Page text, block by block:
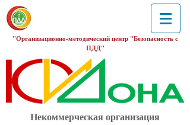
"Организационно-методический центр "Безопасность с
ПДД"
Некоммерческая организация